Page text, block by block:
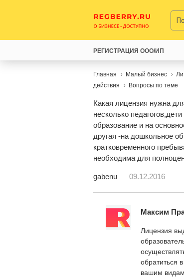
Главная Малый бизнес
действия
Вопросы по теме
Какая лицензия нужна
несколько
образование и на
другая -на дошкольное
кратковременного
необходима для
gabenu 09.12.2016
Максим
Лицензия
обратиться
вашим видам
РЕГИСТРАЦИЯ ООО/ИП